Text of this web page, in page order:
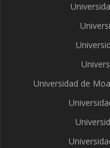
Universidad de